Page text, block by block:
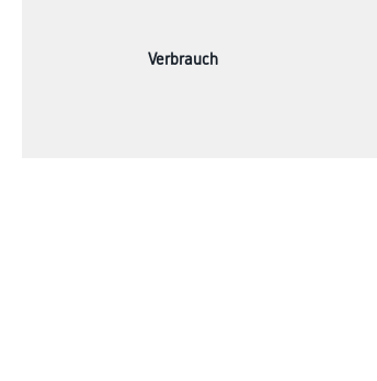
Verbrauch